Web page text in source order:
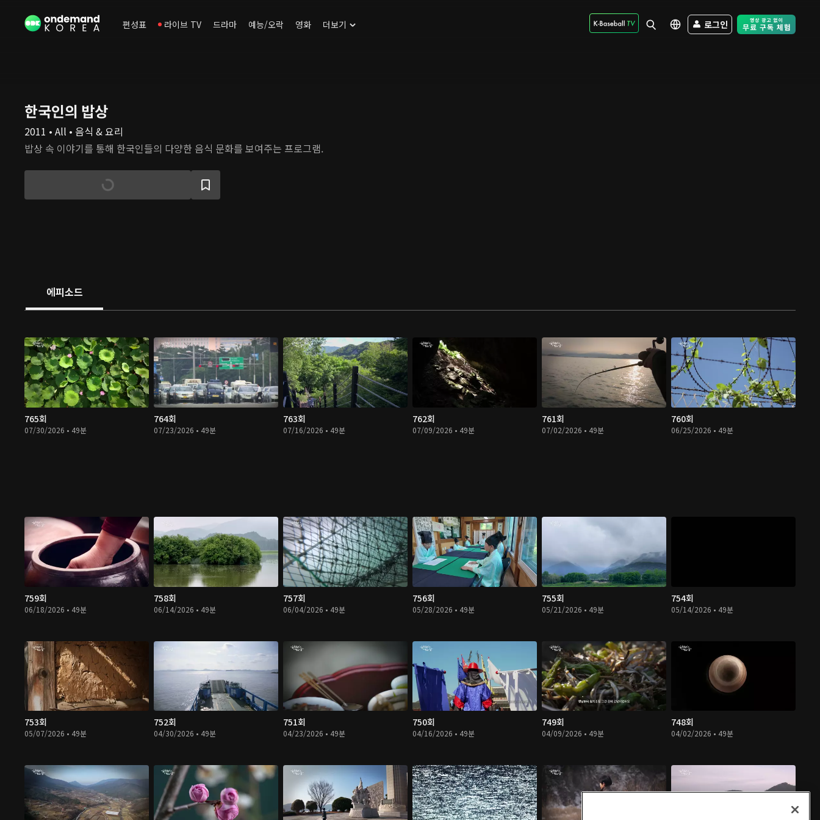
편성표 라이브 TV 드라마 예능/오락 영화 더보기 로그인 Free Trial -
한국인의 밥상
2011 • All • 음식 & 요리
밥상 속 이야기를 통해 한국인들의 다양한 음식 문화를 보여주는 프로그램.
에피소드
765회
07/30/2026 • 49분
764회
07/23/2026 • 49분
763회
07/16/2026 • 49분
762회
07/09/2026 • 49분
761회
07/02/2026 • 49분
760회
06/25/2026 • 49분
759회
06/18/2026 • 49분
758회
06/14/2026 • 49분
757회
06/04/2026 • 49분
756회
05/28/2026 • 49분
755회
05/21/2026 • 49분
754회
05/14/2026 • 49분
753회
05/07/2026 • 49분
752회
04/30/2026 • 49분
751회
04/23/2026 • 49분
750회
04/16/2026 • 49분
749회
04/09/2026 • 49분
748회
04/02/2026 • 49분